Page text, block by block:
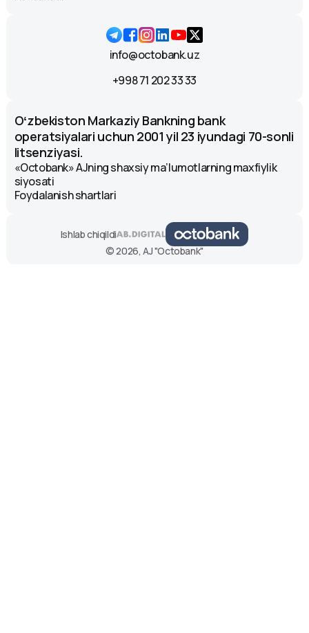
info@octobank.uz
+998 71 202 33 33
Oʻzbekiston Markaziy Bankning bank
operatsiyalari uchun 2001 yil 23 iyundagi 70-sonli
litsenziyasi.
«Octobank» AJning shaxsiy ma’lumotlarning maxfiylik
siyosati
Foydalanish shartlari
Ishlab chiqildi
© 2026, AJ "Octobank"